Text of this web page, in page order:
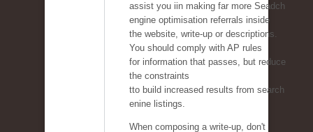
assist you iin making far more Seadch
engine optimisation referrals inside
the website, write-up or descriptions.
You should comply with AP rules
for information that passes, but reduce
the constraints
tto build increased results from search
enine listings.
When composing a write-up, don't